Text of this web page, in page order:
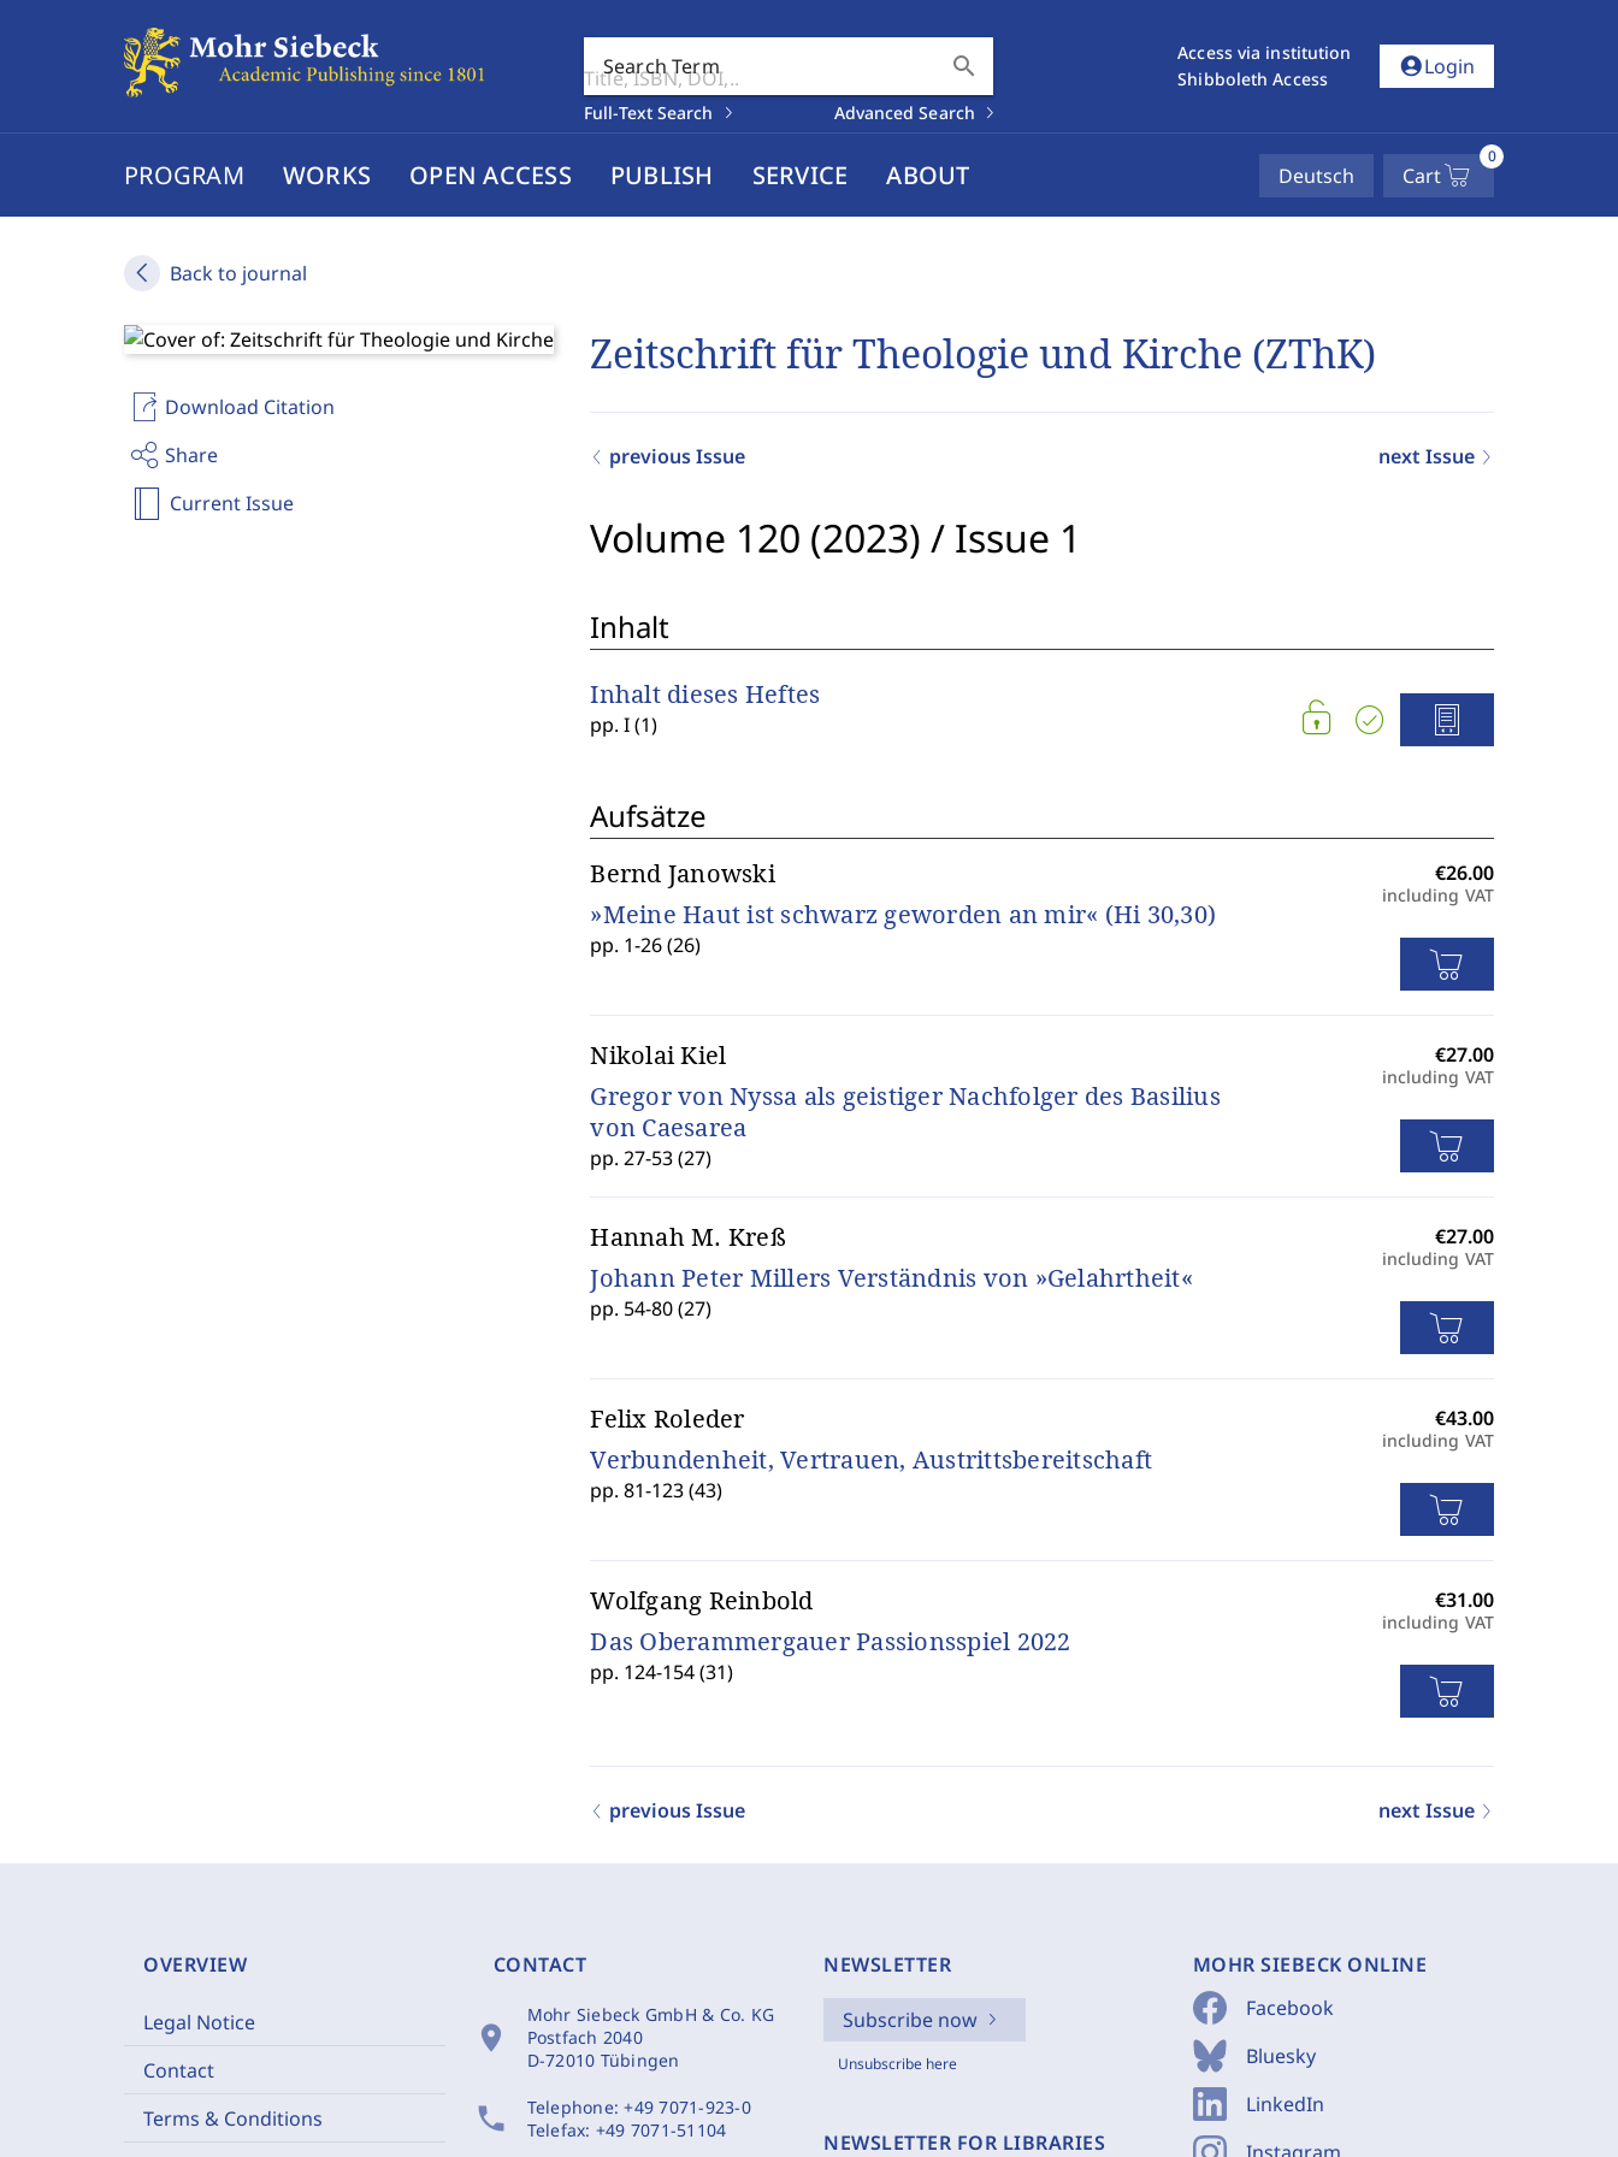
Search Term search
Full-Text Search Advanced Search
Access via institution
Shibboleth Access
account_circleLogin
PROGRAM WORKS OPEN ACCESS PUBLISH SERVICE ABOUT Deutsch Cart
0
Back to journal
Download Citation
Share
Current Issue
Zeitschrift für Theologie und Kirche (ZThK)
previous Issue next Issue
Volume 120 (2023) / Issue 1
Inhalt
Inhalt dieses Heftes
pp. I (1)
Aufsätze
Bernd Janowski
»Meine Haut ist schwarz geworden an mir« (Hi 30,30)
pp. 1-26 (26)
including VAT
Nikolai Kiel
Gregor von Nyssa als geistiger Nachfolger des Basilius
von Caesarea
pp. 27-53 (27)
including VAT
Hannah M. Kreß
Johann Peter Millers Verständnis von »Gelahrtheit«
pp. 54-80 (27)
including VAT
Felix Roleder
Verbundenheit, Vertrauen, Austrittsbereitschaft
pp. 81-123 (43)
including VAT
Wolfgang Reinbold
Das Oberammergauer Passionsspiel 2022
pp. 124-154 (31)
including VAT
previous Issue next Issue
OVERVIEW
Legal Notice
Contact
Terms & Conditions
CONTACT
location_on
Mohr Siebeck GmbH & Co. KG
Postfach 2040
D-72010 Tübingen
phone Telephone:+49 7071-923-0
Telefax: +49 7071-51104
NEWSLETTER
Subscribe now
Unsubscribe here
NEWSLETTER FOR LIBRARIES
MOHR SIEBECK ONLINE
Facebook
Bluesky
LinkedIn